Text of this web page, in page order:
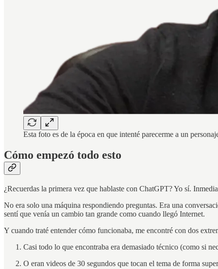
Esta foto es de la época en que intenté parecerme a un
Cómo empezó todo esto
¿Recuerdas la primera vez que hablaste con ChatGPT? Yo sí.
No era solo una máquina respondiendo preguntas. Era una
sentí que venía un cambio tan grande como cuando llegó Internet.
Y cuando traté entender cómo funcionaba, me encontré con dos
Casi todo lo que encontraba era demasiado técnico (como si
O eran videos de 30 segundos que tocan el tema de forma